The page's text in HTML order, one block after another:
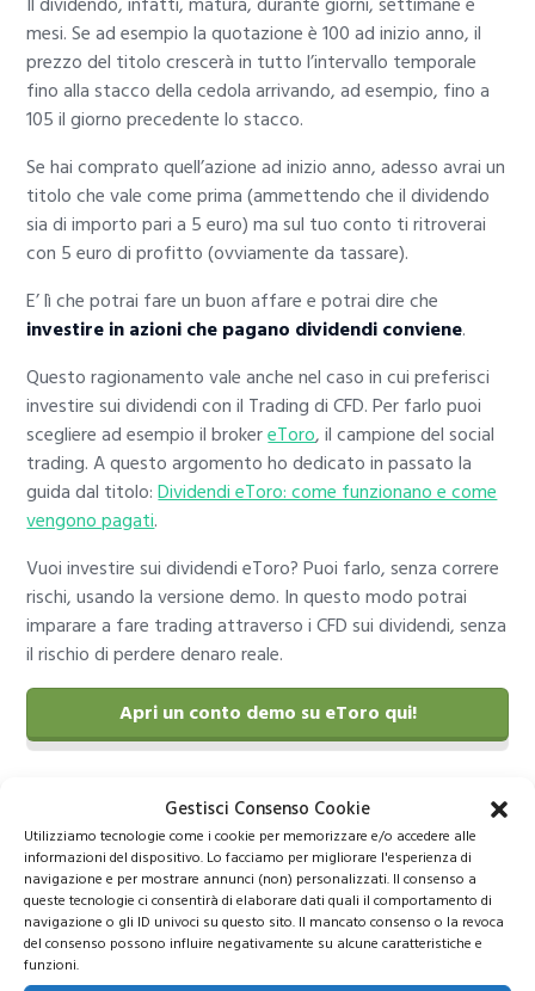
Gestisci Consenso Cookie
Utilizziamo tecnologie come i cookie per memorizzare e/o accedere alle
informazioni del dispositivo. Lo facciamo per migliorare l'esperienza di
navigazione e per mostrare annunci (non) personalizzati. Il consenso a
queste tecnologie ci consentirà di elaborare dati quali il comportamento di
navigazione o gli ID univoci su questo sito. Il mancato consenso o la revoca
del consenso possono influire negativamente su alcune caratteristiche e
funzioni.
mesi. Se ad esempio la quotazione è 100 ad inizio anno, il
prezzo del titolo crescerà in tutto l’intervallo temporale
fino alla stacco della cedola arrivando, ad esempio, fino a
105 il giorno precedente lo stacco.
Se hai comprato quell’azione ad inizio anno, adesso avrai un
titolo che vale come prima (ammettendo che il dividendo
sia di importo pari a 5 euro) ma sul tuo conto ti ritroverai
con 5 euro di profitto (ovviamente da tassare).
E’ lì che potrai fare un buon affare e potrai dire che
investire in azioni che pagano dividendi conviene.
Questo ragionamento vale anche nel caso in cui preferisci
investire sui dividendi con il Trading di CFD. Per farlo puoi
scegliere ad esempio il brokereToro, il campione del social
trading. A questo argomento ho dedicato in passato la
guida dal titolo:Dividendi eToro: come funzionano e come
vengono pagati.
Vuoi investire sui dividendi eToro? Puoi farlo, senza correre
rischi, usando la versione demo. In questo modo potrai
imparare a fare trading attraverso i CFD sui dividendi, senza
il rischio di perdere denaro reale.
Apri un conto demo su eToro qui!
Dividendi: quello che la banca
non ti ha mai detto